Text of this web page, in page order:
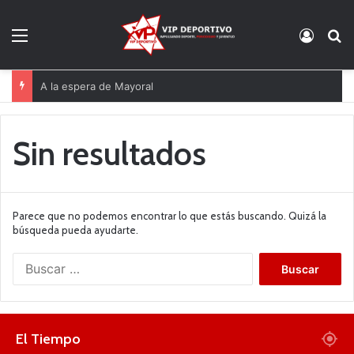
A la espera de Mayoral
Sin resultados
Parece que no podemos encontrar lo que estás buscando. Quizá la
búsqueda pueda ayudarte.
El Tiempo